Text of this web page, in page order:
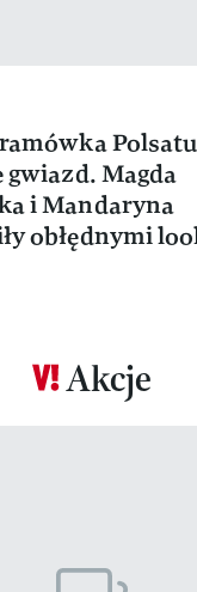
Magda
i Mandaryna
obłędnymi
Akcje